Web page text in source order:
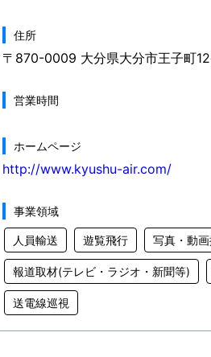
住所
〒870-0009 大分県大分市王子町
営業時間
ホームページ
http://www.kyushu-air.com/
事業領域
人員輸送 遊覧飛行 写真・動
報道取材(テレビ・ラジオ・新聞等)
送電線巡視